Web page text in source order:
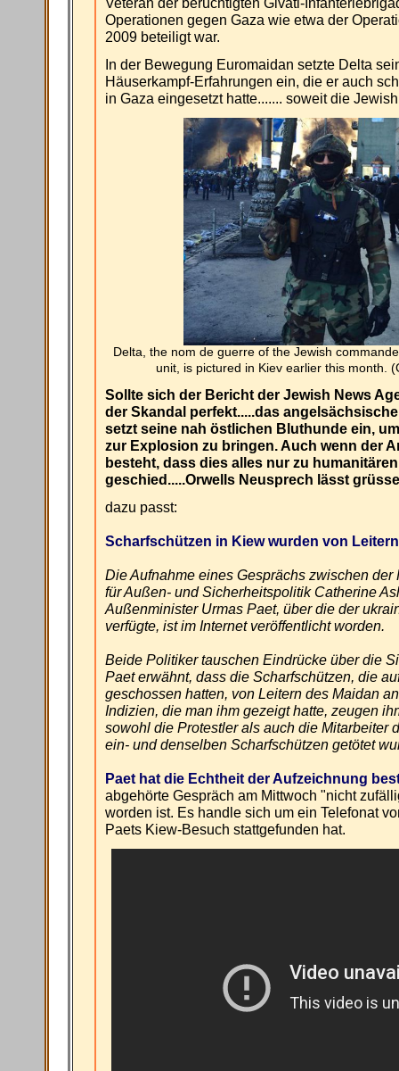
Operationen gegen Gaza wie etwa der
2009 beteiligt war.
In der Bewegung Euromaidan setzte Delta
Häuserkampf-Erfahrungen ein, die er auch
in Gaza eingesetzt hatte....... soweit die
Delta, the nom de guerre of the Jewish
unit, is pictured in Kiev earlier this
Sollte sich der Bericht der Jewish News
der Skandal perfekt.....das
setzt seine nah östlichen Bluthunde ein,
zur Explosion zu bringen. Auch wenn der
besteht, dass dies alles nur zu
geschied.....Orwells Neusprech lässt
dazu passt:
Scharfschützen in Kiew wurden von
Die Aufnahme eines Gesprächs zwischen der
für Außen- und Sicherheitspolitik Catherine
Außenminister Urmas Paet, über die der
verfügte, ist im Internet veröffentlicht worden.
Beide Politiker tauschen Eindrücke über die
Paet erwähnt, dass die Scharfschützen, die
geschossen hatten, von Leitern des Maidan
Indizien, die man ihm gezeigt hatte, zeugen
sowohl die Protestler als auch die Mitarbeiter
ein- und denselben Scharfschützen getötet
Paet hat die Echtheit der Aufzeichnung
abgehörte Gespräch am Mittwoch "nicht
worden ist. Es handle sich um ein Telefonat
Paets Kiew-Besuch stattgefunden hat.